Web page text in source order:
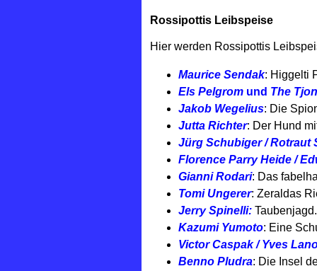
Rossipottis Leibspeise
Hier werden Rossipottis
Maurice Sendak: Higgelti
Els Pelgrom und The
Jakob Wegelius: Die
Jutta Richter: Der Hund
Jürg Schubiger / Rotraut
Florence Parry Heide /
Gianni Rodari: Das
Tomi Ungerer: Zeraldas
Jerry Spinelli: Taubenjagd.
Kazumi Yumoto: Eine
Victor Caspak / Yves
Benno Pludra: Die Insel